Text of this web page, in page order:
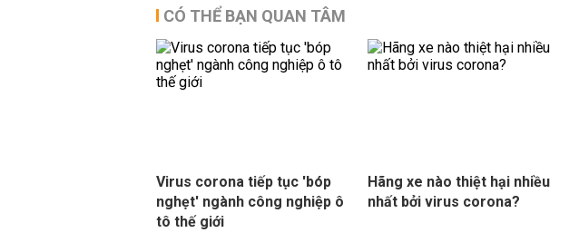
CÓ THỂ BẠN QUAN TÂM
Virus corona tiếp tục 'bóp
nghẹt' ngành công nghiệp ô
tô thế giới
Hãng xe nào thiệt hại nhiều
nhất bởi virus corona?